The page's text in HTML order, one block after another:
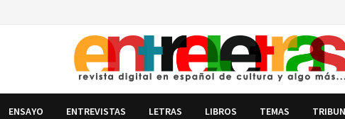
ENSAYO ENTREVISTAS LETRAS LIBROS TEMAS